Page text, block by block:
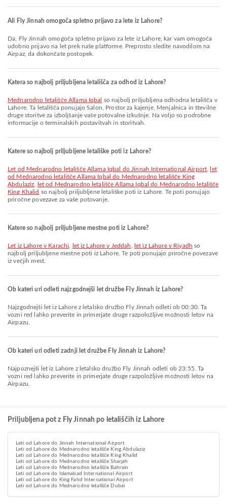
Ali Fly Jinnah omogoča spletno prijavo za lete iz Lahore?
Da, Fly Jinnah omogoča spletno prijavo za lete iz Lahore, kar vam omogoča
udobno prijavo na let prek naše platforme. Preprosto sledite navodilom na
Airpaz, da dokončate postopek.
Katera so najbolj priljubljena letališča za odhod iz Lahore?
Mednarodno letališče Allama Iqbal so najbolj priljubljena odhodna letališča v
Lahore. Ta letališča ponujajo Salon, Prostor za kajenje, Menjalnica in številne
druge storitve za izboljšanje vaše potovalne izkušnje. Na voljo so podrobne
informacije o terminalskih postavitvah in storitvah.
Katere so najbolj priljubljene letališke poti iz Lahore?
let od Mednarodno letališče Allama Iqbal do Jinnah International Airport
let
od Mednarodno letališče Allama Iqbal do Mednarodno letališče King
Abdulaziz
let od Mednarodno letališče Allama Iqbal do Mednarodno letališče
King Khalid so najbolj priljubljene letališke poti iz Lahore. Te poti ponujajo
priročne povezave za vaše potovanje.
Katere so najbolj priljubljene mestne poti iz Lahore?
let iz Lahore v Karachi let iz Lahore v Jeddah let iz Lahore v Riyadh so
najbolj priljubljene mestne poti iz Lahore. Te poti ponujajo priročne povezave
iz večjih mest.
Ob kateri uri odleti najzgodnejši let družbe Fly Jinnah iz Lahore?
Najzgodnejši let iz Lahore z letalsko družbo Fly Jinnah odleti ob 00:30. Ta
vozni red lahko preverite in primerjate druge razpoložljive možnosti letov na
Airpazu.
Ob kateri uri odleti zadnji let družbe Fly Jinnah iz Lahore?
Najpoznejši let iz Lahore z letalsko družbo Fly Jinnah odleti ob 23:55. Ta
vozni red lahko preverite in primerjate druge razpoložljive možnosti letov na
Airpazu.
Priljubljena pot z Fly Jinnah po letališčih iz Lahore
Leti od Lahore do Jinnah International Airport
Leti od Lahore do Mednarodno letališče King Abdulaziz
Leti od Lahore do Mednarodno letališče King Khalid
Leti od Lahore do Mednarodno letališče Sharjah
Leti od Lahore do Mednarodno letališče Bahrain
Leti od Lahore do Islamabad International Airport
Leti od Lahore do King Fahd International Airport
Leti od Lahore do Mednarodno letališče Dubai